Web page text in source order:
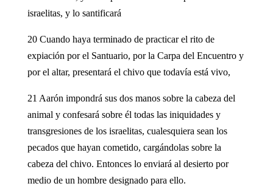
israelitas, y lo santificará
20 Cuando haya terminado de practicar el rito de
expiación por el Santuario, por la Carpa del Encuentro y
por el altar, presentará el chivo que todavía está vivo,
21 Aarón impondrá sus dos manos sobre la cabeza del
animal y confesará sobre él todas las iniquidades y
transgresiones de los israelitas, cualesquiera sean los
pecados que hayan cometido, cargándolas sobre la
cabeza del chivo. Entonces lo enviará al desierto por
medio de un hombre designado para ello.